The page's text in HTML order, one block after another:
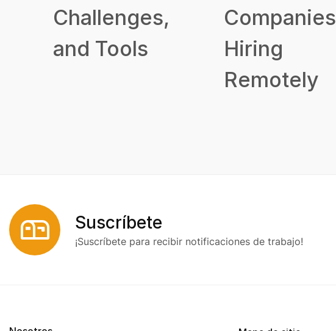
Challenges,
and Tools
Companies
Hiring
Remotely
Suscríbete
¡Suscríbete para recibir notificaciones de trabajo!